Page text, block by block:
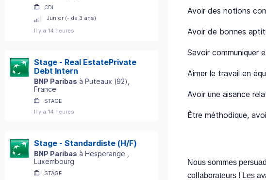
CDI
Junior (- de 3 ans)
Il y a 14 heures
Stage - Real EstatePrivate
Debt Intern
BNP Paribas à Puteaux (92)
France
STAGE
Il y a 14 heures
Stage - Standardiste (H/F)
BNP Paribas à Hesperange
Luxembourg
STAGE
Avoir des notions
Avoir de bonnes
Savoir communiquer
Aimer le travail en
Avoir une aisance
Être méthodique,
Nous sommes
collaborateurs ! Les